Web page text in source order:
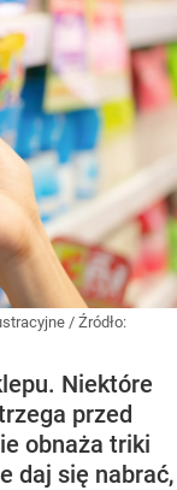
/ Źródło:
Niektóre
przed
obnaża triki
daj się nabrać,